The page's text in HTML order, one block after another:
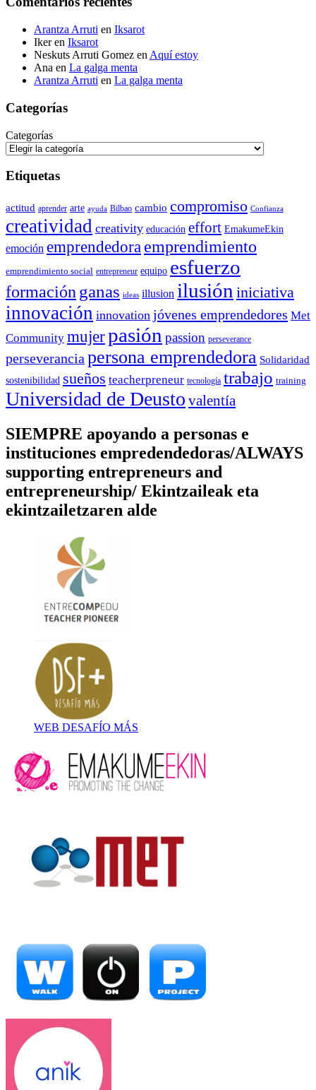
Arantza Arruti en Iksarot
Ikeren Iksarot
Neskuts Arruti Gomez en Aquí estoy
Ana en La galga menta
Arantza Arruti en La galga menta
Categorías
Categorías
Etiquetas
actitud aprender arte ayuda Bilbao cambio compromiso Confianza
creatividad creativity educación effort EmakumeEkin
emoción emprendedora emprendimiento
emprendimiento social entrepreneur equipo esfuerzo
formación ganas ideas illusion ilusión iniciativa
innovación innovation jóvenes emprendedores Met
Community mujerpasión passion perseverance
perseverancia persona emprendedora Solidaridad
sostenibilidad sueños teacherpreneur tecnología trabajo training
Universidad de Deusto valentía
SIEMPRE apoyando a personas e
instituciones empredendedoras/ALWAYS
supporting entrepreneurs and
entrepreneurship/ Ekintzaileak eta
ekintzailetzaren alde
WEB DESAFÍO MÁS